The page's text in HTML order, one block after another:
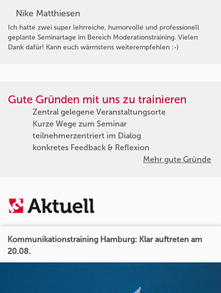
Nike Matthiesen
Ich hatte zwei super lehrreiche, humorvolle und professionell
geplante Seminartage im Bereich Moderationstraining. Vielen
Dank dafür! Kann euch wärmstens weiterempfehlen :-)
Gute Gründen mit uns zu trainieren
Zentral gelegene Veranstaltungsorte
Kurze Wege zum Seminar
teilnehmerzentriert im Dialog
konkretes Feedback & Reflexion
Mehr gute Gründe
Kommunikationstraining Hamburg: Klar auftreten am
20.08.